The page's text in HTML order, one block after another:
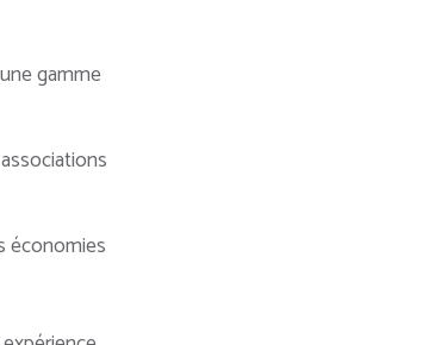
gamme
économies